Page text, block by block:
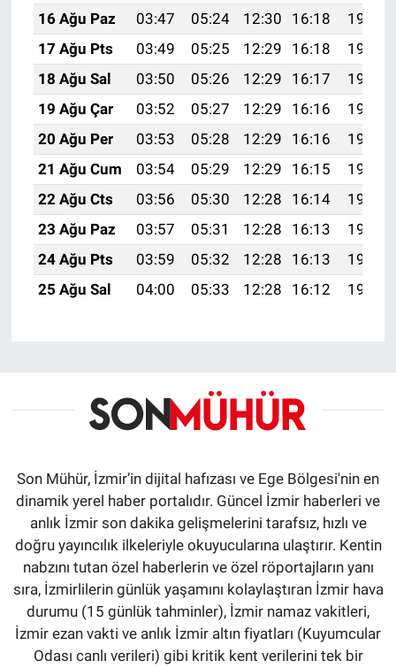
16 Ağu Paz
03:47 05:24 12:30 16:18
19:26
17 Ağu Pts
03:49 05:25 12:29 16:18
19:24
18 Ağu Sal
03:50 05:26 12:29 16:17
19:23
19 Ağu Çar
03:52 05:27 12:29 16:16
19:21
20 Ağu Per
03:53 05:28 12:29 16:16
19:20
21 Ağu Cum
03:54 05:29 12:29 16:15
19:18
22 Ağu Cts
03:56 05:30 12:28 16:14
19:17
23 Ağu Paz
03:57 05:31 12:28 16:13
19:15
24 Ağu Pts
03:59 05:32 12:28 16:13
19:14
25 Ağu Sal
04:00 05:33 12:28 16:12 19:12
Son Mühür, İzmir’in dijital hafızası ve Ege Bölgesi'nin en
dinamik yerel haber portalıdır. Güncel İzmir haberleri ve
anlık İzmir son dakika gelişmelerini tarafsız, hızlı ve
doğru yayıncılık ilkeleriyle okuyucularına ulaştırır. Kentin
nabzını tutan özel haberlerin ve özel röportajların yanı
sıra, İzmirlilerin günlük yaşamını kolaylaştıran İzmir hava
durumu (15 günlük tahminler), İzmir namaz vakitleri,
İzmir ezan vakti ve anlık İzmir altın fiyatları (Kuyumcular
Odası canlı verileri) gibi kritik kent verilerini tek bir